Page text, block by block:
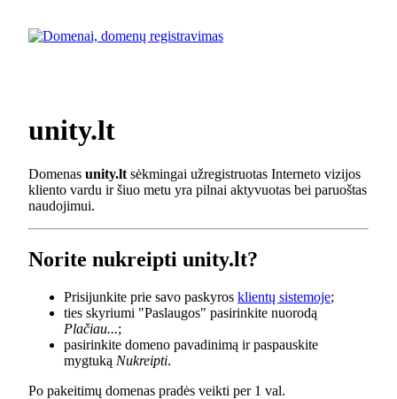
unity.lt
Domenas unity.lt sėkmingai užregistruotas Interneto vizijos
kliento vardu ir šiuo metu yra pilnai aktyvuotas bei paruoštas
naudojimui.
Norite nukreipti unity.lt?
Prisijunkite prie savo paskyros klientų sistemoje;
ties skyriumi "Paslaugos" pasirinkite nuorodą
Plačiau...;
pasirinkite domeno pavadinimą ir paspauskite
mygtuką Nukreipti.
Po pakeitimų domenas pradės veikti per 1 val.